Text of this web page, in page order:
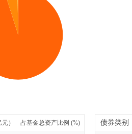
） 占基金总资产比例 (%) 债券类别